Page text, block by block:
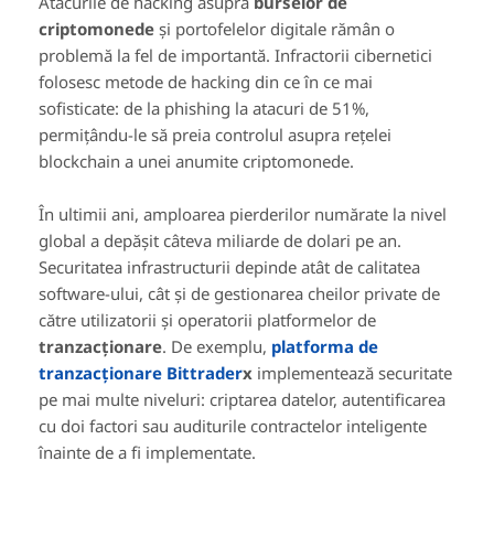
criptomonede și portofelelor digitale rămân o
problemă la fel de importantă. Infractorii cibernetici
folosesc metode de hacking din ce în ce mai
sofisticate: de la phishing la atacuri de 51%,
permițându-le să preia controlul asupra rețelei
blockchain a unei anumite criptomonede.
În ultimii ani, amploarea pierderilor numărate la nivel
global a depășit câteva miliarde de dolari pe an.
Securitatea infrastructurii depinde atât de calitatea
software-ului, cât și de gestionarea cheilor private de
către utilizatorii și operatorii platformelor de
tranzacționare. De exemplu, platforma de
tranzacționare Bittraderx implementează securitate
pe mai multe niveluri: criptarea datelor, autentificarea
cu doi factori sau auditurile contractelor inteligente
înainte de a fi implementate.